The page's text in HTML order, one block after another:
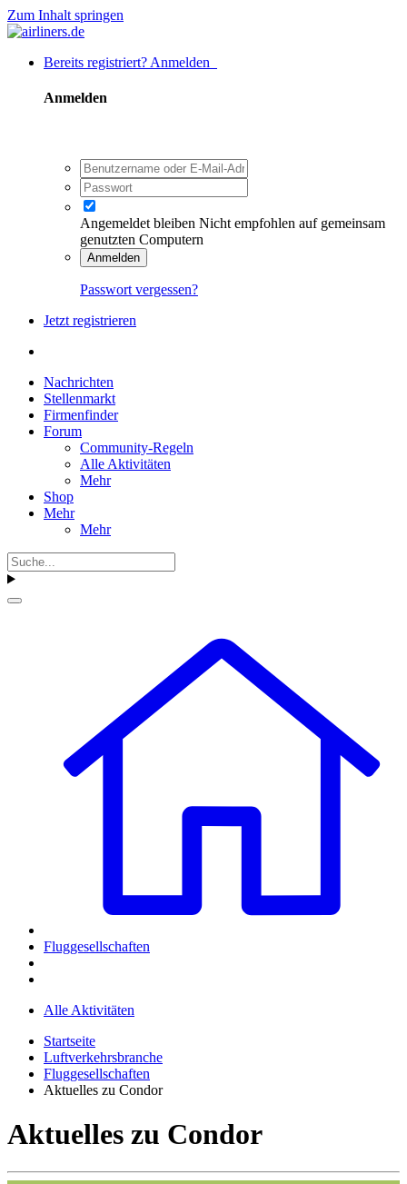
Zum Inhalt springen
Bereits registriert? Anmelden
Anmelden
Angemeldet bleiben Nicht empfohlen auf gemeinsam
genutzten Computern
Anmelden
Passwort vergessen?
Jetzt registrieren
Nachrichten
Stellenmarkt
Firmenfinder
Forum
Community-Regeln
Alle Aktivitäten
Mehr
Shop
Mehr
Mehr
Fluggesellschaften
Alle Aktivitäten
Startseite
Luftverkehrsbranche
Fluggesellschaften
Aktuelles zu Condor
Aktuelles zu Condor